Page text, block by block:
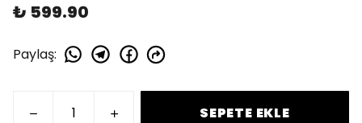
₺ 599.90
Paylaş:
SEPETE EKLE